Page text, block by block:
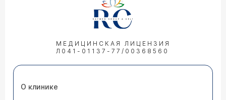
МЕДИЦИНСКАЯ ЛИЦЕНЗИЯ
Л041-01137-77/00368560
О клинике